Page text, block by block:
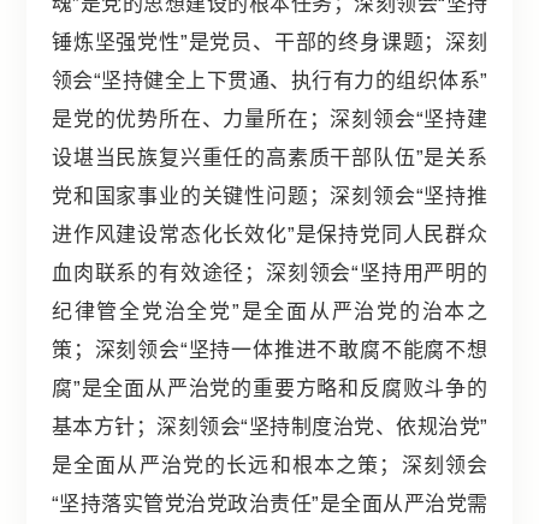
锤炼坚强党性”是党员、干部的终身课题；深刻
领会“坚持健全上下贯通、执行有力的组织体系”
是党的优势所在、力量所在；深刻领会“坚持建
设堪当民族复兴重任的高素质干部队伍”是关系
党和国家事业的关键性问题；深刻领会“坚持推
进作风建设常态化长效化”是保持党同人民群众
血肉联系的有效途径；深刻领会“坚持用严明的
纪律管全党治全党”是全面从严治党的治本之
策；深刻领会“坚持一体推进不敢腐不能腐不想
腐”是全面从严治党的重要方略和反腐败斗争的
基本方针；深刻领会“坚持制度治党、依规治党”
是全面从严治党的长远和根本之策；深刻领会
“坚持落实管党治党政治责任”是全面从严治党需